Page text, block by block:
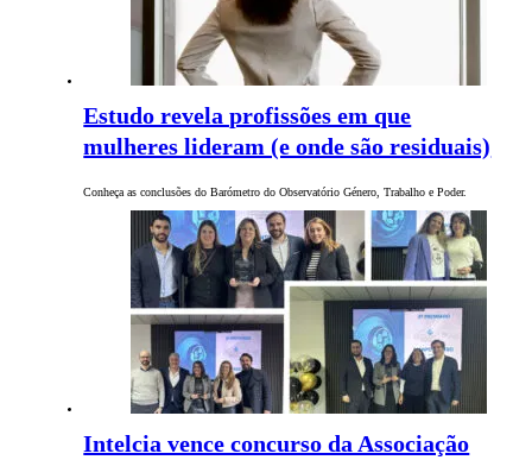
Estudo revela profissões em que
mulheres lideram (e onde são residuais)
Conheça as conclusões do Barómetro do Observatório Género, Trabalho e Poder.
Intelcia vence concurso da Associação